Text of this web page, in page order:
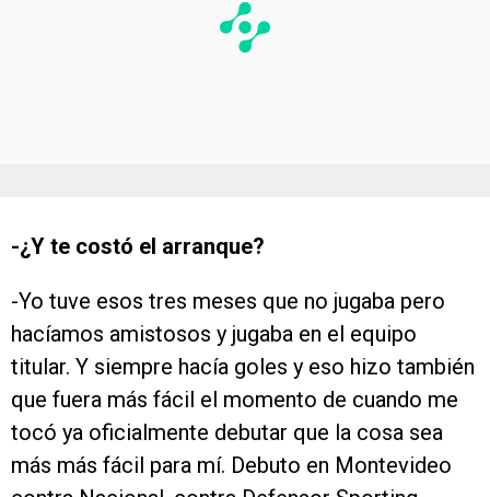
-¿Y te costó el arranque?
-Yo tuve esos tres meses que no jugaba pero
hacíamos amistosos y jugaba en el equipo
titular. Y siempre hacía goles y eso hizo también
que fuera más fácil el momento de cuando me
tocó ya oficialmente debutar que la cosa sea
más más fácil para mí. Debuto en Montevideo